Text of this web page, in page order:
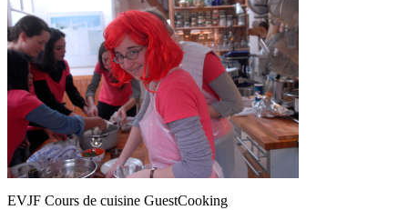
EVJF Cours de cuisine GuestCooking